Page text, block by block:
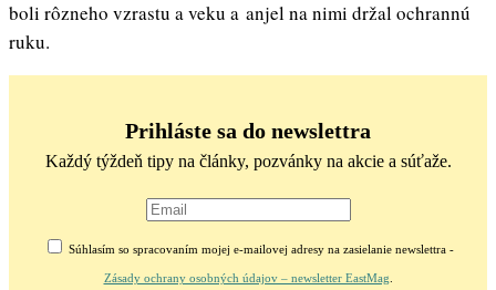
boli rôzneho vzrastu a veku a anjel na nimi držal ochrannú
ruku.
Prihláste sa do newslettra
Každý týždeň tipy na články, pozvánky na akcie a súťaže.
Súhlasím so spracovaním mojej e-mailovej adresy na zasielanie newslettra -
Zásady ochrany osobných údajov – newsletter EastMag